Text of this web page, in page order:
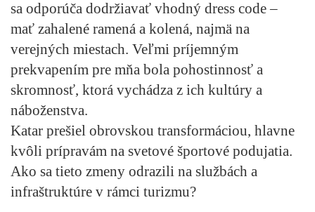
sa odporúča dodržiavať vhodný dress code –
mať zahalené ramená a kolená, najmä na
verejných miestach. Veľmi príjemným
prekvapením pre mňa bola pohostinnosť a
skromnosť, ktorá vychádza z ich kultúry a
náboženstva.
Katar prešiel obrovskou transformáciou, hlavne
kvôli prípravám na svetové športové podujatia.
Ako sa tieto zmeny odrazili na službách a
infraštruktúre v rámci turizmu?